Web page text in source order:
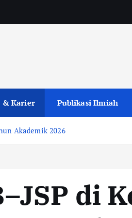
& Karier Publikasi Ilmiah
Akademik 2026
di